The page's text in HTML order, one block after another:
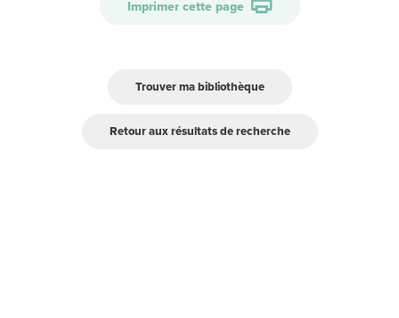
Imprimer cette page
Trouver ma bibliothèque
Retour aux résultats de recherche